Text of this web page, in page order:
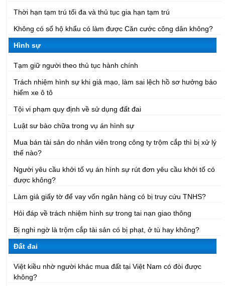
Thời hạn tạm trú tối đa và thủ tục gia hạn tạm trú
Không có sổ hộ khẩu có làm được Căn cước công dân không?
Hình sự
Tạm giữ người theo thủ tục hành chính
Trách nhiệm hình sự khi giả mạo, làm sai lệch hồ sơ hưởng bảo
hiểm xe ô tô
Tội vi phạm quy định về sử dụng đất đai
Luật sư bào chữa trong vụ án hình sự
Mua bán tài sản do nhân viên trong công ty trộm cắp thì bị xử lý
thế nào?
Người yêu cầu khởi tố vụ án hình sự rút đơn yêu cầu khởi tố có
được không?
Làm giả giấy tờ để vay vốn ngân hàng có bị truy cứu TNHS?
Hỏi đáp về trách nhiệm hình sự trong tai nạn giao thông
Bị nghi ngờ là trộm cắp tài sản có bị phạt, ở tù hay không?
Đất đai
Việt kiều nhờ người khác mua đất tại Việt Nam có đòi được
không?